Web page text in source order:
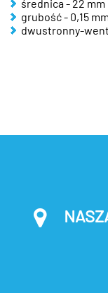
średnica - 22 mm
grubość - 0,15
dwustronny-